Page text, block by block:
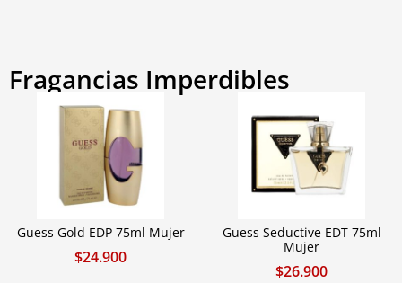
Fragancias Imperdibles
Guess Gold EDP 75ml Mujer
$24.900
Guess Seductive EDT 75ml
Mujer
$26.900